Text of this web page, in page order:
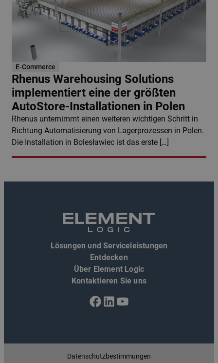
E-Commerce
Rhenus Warehousing Solutions
implementiert eine der größten
AutoStore-Installationen in Polen
Rhenus unternimmt einen weiteren wichtigen Schritt in
Richtung Automatisierung von Lagerprozessen in Polen.
Die Installation in Bolesławiec ist das erste […]
Lösungen und Serviceleistungen
Entdecken
Über Element Logic
Kontaktieren Sie uns
Facebook
LinkedIn
YouTube
Datenschutzbestimmungen